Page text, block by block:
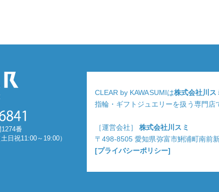
番
日祝11:00～19:00）
CLEAR by KAWASUMIは株式会社川ス
指輪・ギフトジュエリーを扱う専門店
［運営会社］株式会社川スミ
〒498-8505 愛知県弥富市鯏浦町南前
[プライバシーポリシー]